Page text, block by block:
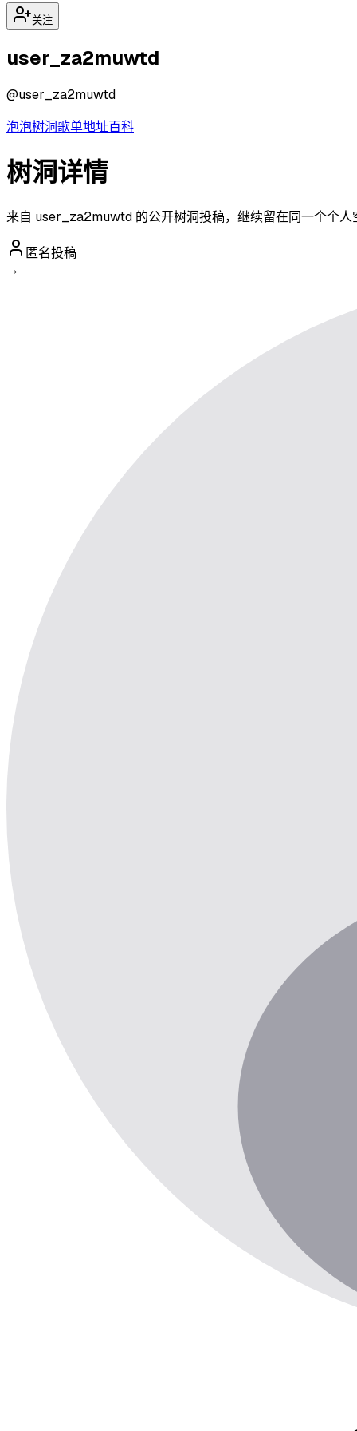
关注
user_za2muwtd
@user_za2muwtd
泡泡树洞歌单地址百科
树洞详情
来自 user_za2muwtd 的公开树洞投稿，继续留在同一个个人
匿名投稿
→